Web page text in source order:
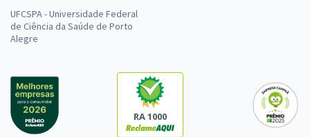
UFCSPA - Universidade Federal
de Ciência da Saúde de Porto
Alegre
RA 1000